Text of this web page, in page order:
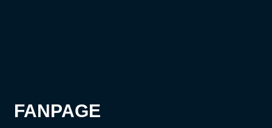
FANPAGE